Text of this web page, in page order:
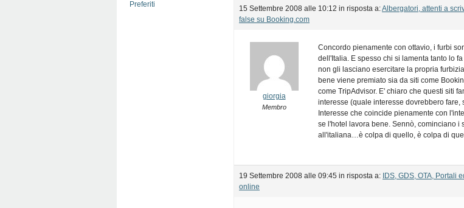
Preferiti 15 Settembre 2008 alle 10:12 in risposta a:Albergatori, attenti a
false su Booking.com
giorgia
Membro
Concordo pienamente con ottavio, i furbi
dell'Italia. E spesso chi si lamenta tanto lo
non gli lasciano esercitare la propria
bene viene premiato sia da siti come
come TripAdvisor. E' chiaro che questi siti
interesse (quale interesse dovrebbero fare,
Interesse che coincide pienamente con
se l'hotel lavora bene. Sennò, cominciano i
all'italiana…è colpa di quello, è colpa di
19 Settembre 2008 alle 09:45 in risposta a: IDS, GDS, OTA, Portali
online